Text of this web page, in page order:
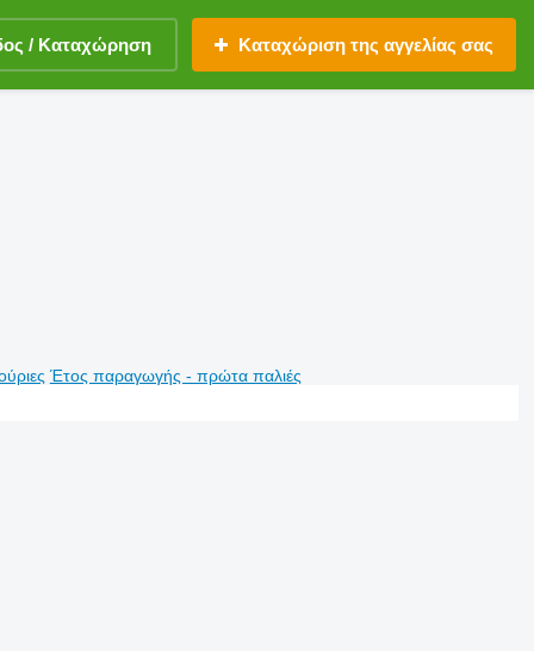
/ Καταχώρηση Καταχώριση της αγγελίας σας
Έτος παραγωγής - πρώτα παλιές